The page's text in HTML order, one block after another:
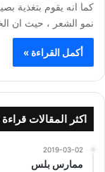
كما انه يقوم بتغذية
نمو الشعر ، حيث ان
أكمل القراءة »
اكثر المقالات
2019-03-02
ممارس بلس